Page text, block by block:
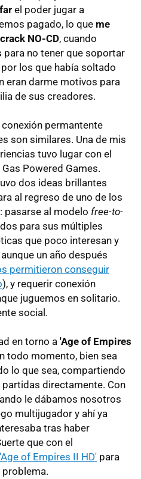
el poder jugar a
pagado, lo que me
NO-CD, cuando
no tener que soportar
los que había soltado
eran darme motivos para
de sus creadores.
permantente
son similares. Una de mis
tuvo lugar con el
Gas Powered Games.
dos ideas brillantes
al regreso de uno de los
pasarse al modelo free-to-
para sus múltiples
que poco interesan y
un año después
permitieron conseguir
), y requerir conexión
juguemos en solitario.
social.
en torno a'Age of Empires
todo momento, bien sea
lo que sea, compartiendo
directamente. Con
le dábamos nosotros
multijugador y ahí ya
tras haber
que con el
'Age of Empires II HD' para